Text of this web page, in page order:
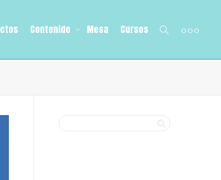
Contenido Mesa Cursos